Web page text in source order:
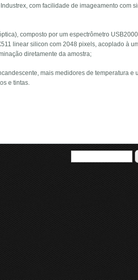
com facilidade de imageamento com
composto por um espectrômetro
linear silicon com 2048 pixels, acoplado à
diretamente da amostra;
mais medidores de temperatura e
e tintas.
Search form